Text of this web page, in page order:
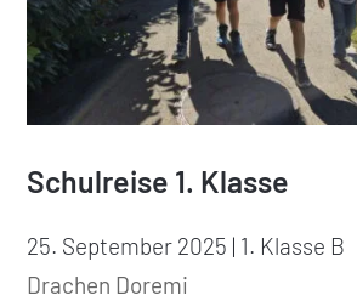
Schulreise 1. Klasse
25. September 2025 | 1. Klasse B
Drachen Doremi